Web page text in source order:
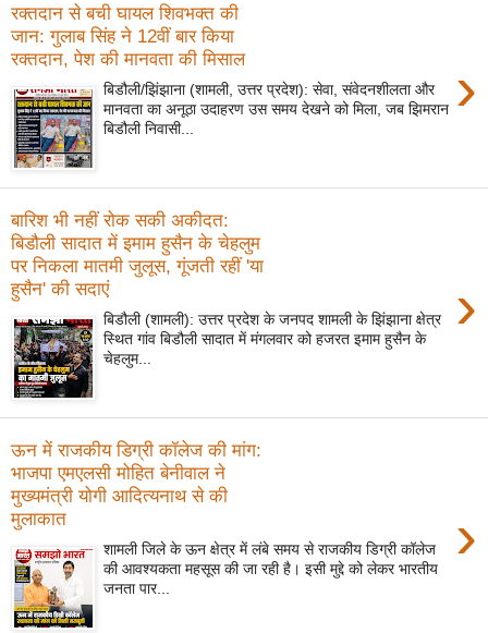
रक्तदान से बची घायल शिवभक्त की
जान: गुलाब सिंह ने 12वीं बार किया
रक्तदान, पेश की मानवता की मिसाल
›
बिडौली/झिंझाना (शामली, उत्तर प्रदेश): सेवा, संवेदनशीलता और
मानवता का अनूठा उदाहरण उस समय देखने को मिला, जब झिमरान
बिडौली निवासी...
बारिश भी नहीं रोक सकी अकीदत:
बिडौली सादात में इमाम हुसैन के चेहलुम
पर निकला मातमी जुलूस, गूंजती रहीं 'या
हुसैन' की सदाएं
›
बिडौली (शामली): उत्तर प्रदेश के जनपद शामली के झिंझाना क्षेत्र
स्थित गांव बिडौली सादात में मंगलवार को हजरत इमाम हुसैन के
चेहलुम...
ऊन में राजकीय डिग्री कॉलेज की मांग:
भाजपा एमएलसी मोहित बेनीवाल ने
मुख्यमंत्री योगी आदित्यनाथ से की
मुलाकात
›
शामली जिले के ऊन क्षेत्र में लंबे समय से राजकीय डिग्री कॉलेज
की आवश्यकता महसूस की जा रही है। इसी मुद्दे को लेकर भारतीय
जनता पार...